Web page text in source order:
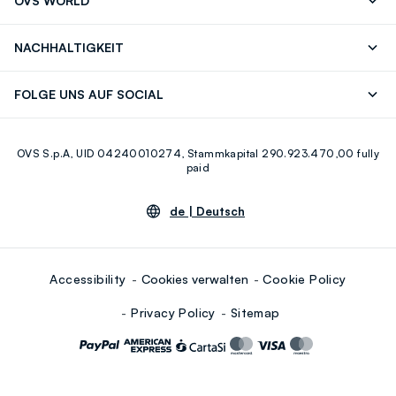
NACHHALTIGKEIT
FOLGE UNS AUF SOCIAL
Youtube Linkedin
OVS S.p.A, UID 04240010274, Stammkapital 290.923.470,00 fully
paid
de | Deutsch
Accessibility Cookies verwalten Cookie Policy
Privacy Policy Sitemap